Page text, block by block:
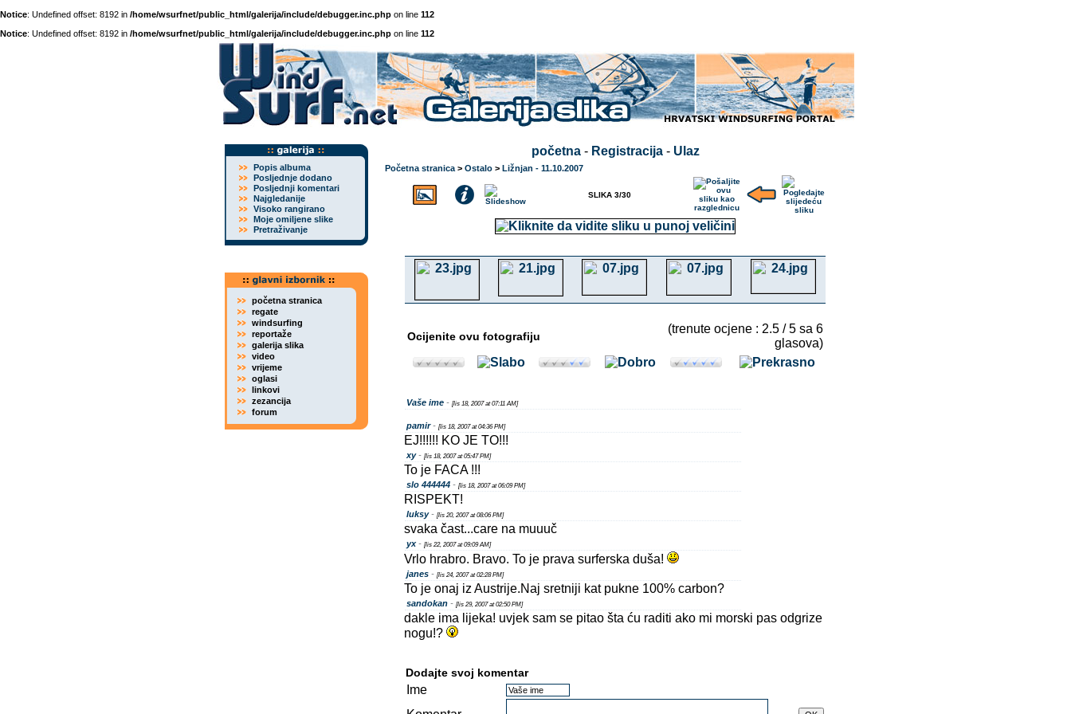
Notice: Undefined offset: 8192 in /home/wsurfnet/public_html/galerija/include/debugger.inc.php on line 112
Notice: Undefined offset: 8192 in /home/wsurfnet/public_html/galerija/include/debugger.inc.php on line 112
Popis albuma
Posljednje dodano
Posljednji komentari
Najgledanije
Visoko rangirano
Moje omiljene slike
Pretraživanje
početna stranica
regate
windsurfing
reportaže
galerija slika
video
vrijeme
oglasi
linkovi
zezancija
forum
početna- Registracija- Ulaz
Početna stranica > Ostalo > Ližnjan - 11.10.2007
SLIKA 3/30
Ocijenite ovu fotografiju
(trenute ocjene : 2.5 / 5 sa 6
glasova)
Vaše ime - [lis 18, 2007 at 07:11 AM]
pamir- [lis 18, 2007 at 04:36 PM]
EJ!!!!!! KO JE TO!!!
xy- [lis 18, 2007 at 05:47 PM]
To je FACA !!!
slo 444444 - [lis 18, 2007 at 06:09 PM]
RISPEKT!
luksy- [lis 20, 2007 at 08:06 PM]
svaka čast...care na muuuč
yx- [lis 22, 2007 at 09:09 AM]
Vrlo hrabro. Bravo. To je prava surferska duša!
janes - [lis 24, 2007 at 02:28 PM]
To je onaj iz Austrije.Naj sretniji kat pukne 100% carbon?
sandokan - [lis 29, 2007 at 02:50 PM]
dakle ima lijeka! uvjek sam se pitao šta ću raditi ako mi morski pas odgrize
nogu!?
Dodajte svoj komentar
Ime